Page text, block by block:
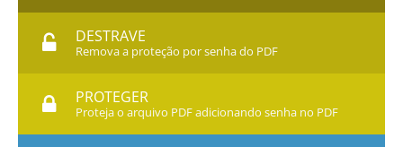
DESTRAVE
Remova a proteção por senha do PDF
PROTEGER
Proteja o arquivo PDF adicionando senha no PDF